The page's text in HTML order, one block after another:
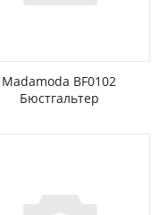
Madamoda BF0102
Бюстгальтер